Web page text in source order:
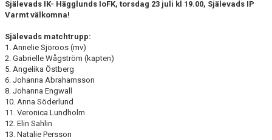
Själevads IK- Hägglunds IoFK, torsdag 23 juli kl 19.00, Själevads IP
Varmt välkomna!
Själevads matchtrupp:
1. Annelie Sjöroos (mv)
2. Gabrielle Wågström (kapten)
5. Angelika Östberg
6. Johanna Abrahamsson
8. Johanna Engwall
10. Anna Söderlund
11. Veronica Lundholm
12. Elin Sahlin
13. Natalie Persson